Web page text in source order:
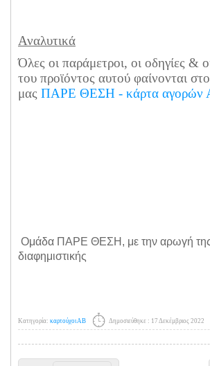
Αναλυτικά
Όλες οι παράμετροι, οι οδηγίες &
του προϊόντος αυτού φαίνονται
μας ΠΑΡΕ ΘΕΣΗ - κάρτα αγορών
Ομάδα ΠΑΡΕ ΘΕΣΗ, με την αρωγή
διαφημιστικής
Κατηγορία: καρτούχοι ΑΒ Δημοσιεύθηκε : 17 Δεκέμβριος 2022